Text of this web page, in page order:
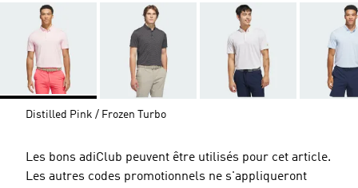
Distilled Pink / Frozen Turbo
Les bons adiClub peuvent être utilisés pour cet article.
Les autres codes promotionnels ne s'appliqueront